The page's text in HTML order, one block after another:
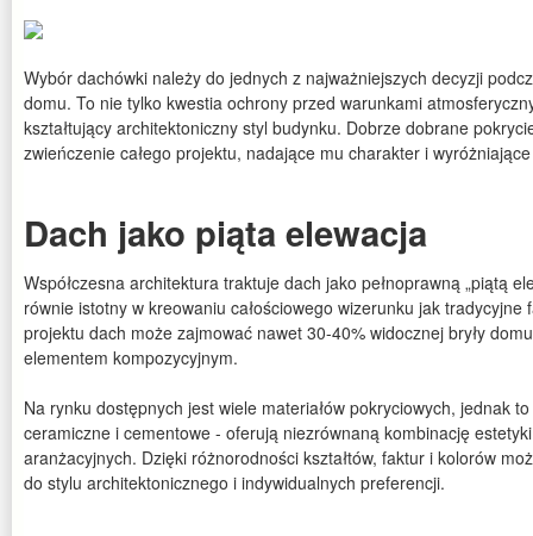
Wybór dachówki należy do jednych z najważniejszych decyzji
domu. To nie tylko kwestia ochrony przed warunkami
kształtujący architektoniczny styl budynku. Dobrze dobrane
zwieńczenie całego projektu, nadające mu charakter i
Dach jako piąta elewacja
Współczesna architektura traktuje dach jako pełnoprawną „piątą
równie istotny w kreowaniu całościowego wizerunku jak tradycyjne
projektu dach może zajmować nawet 30-40% widocznej bryły
elementem kompozycyjnym.
Na rynku dostępnych jest wiele materiałów pokryciowych, jednak
ceramiczne i cementowe - oferują niezrównaną kombinację
aranżacyjnych. Dzięki różnorodności kształtów, faktur i kolorów
do stylu architektonicznego i indywidualnych preferencji.